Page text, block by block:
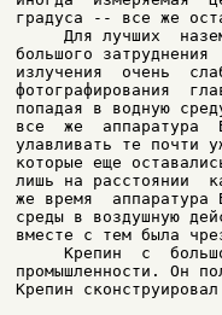
градуса -- все же
Для лучших
большого
излучения  очень
фотографирования
попадая в водную
все  же  аппаратура
улавливать те почти
которые еще
лишь на расстоянии
же время  аппаратура
среды в воздушную
вместе с тем была
Крепин  с
промышленности. Он